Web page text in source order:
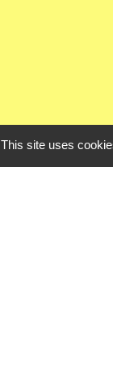
This site uses